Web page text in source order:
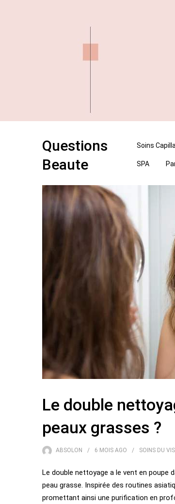
Questions
Beaute
Soins
SPA
Le double
peaux grasses ?
ABSOLON 6 MOIS AGO SOINS DU
Le double nettoyage a le vent en poupe
peau grasse. Inspirée des routines
promettant ainsi une purification en